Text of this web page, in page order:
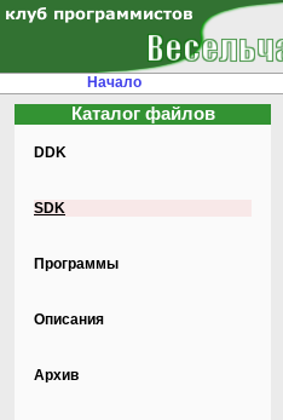
Начало
Каталог файлов
DDK
SDK
Программы
Описания
Архив